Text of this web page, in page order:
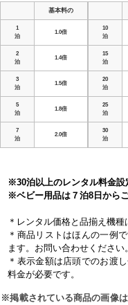
基本料の
1
泊
1.0倍
2
泊
1.4倍
3
泊
1.5倍
5
泊
1.8倍
7
泊
2.0倍
10
泊
15
泊
20
泊
25
泊
30
泊
※30泊以上のレンタル料金設
※ベビー用品は７泊8日から
＊レンタル価格と品揃え機
＊商品リストはほんの一例
ます。お問い合わせください。
＊表示金額は店頭でのお渡
料金が必要です。
※掲載されている商品の画像